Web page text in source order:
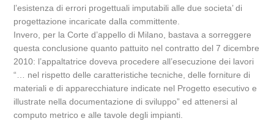
l’esistenza di errori progettuali imputabili alle due societa’ di
progettazione incaricate dalla committente.
Invero, per la Corte d’appello di Milano, bastava a sorreggere
questa conclusione quanto pattuito nel contratto del 7 dicembre
2010: l’appaltatrice doveva procedere all’esecuzione dei lavori
“… nel rispetto delle caratteristiche tecniche, delle forniture di
materiali e di apparecchiature indicate nel Progetto esecutivo e
illustrate nella documentazione di sviluppo” ed attenersi al
computo metrico e alle tavole degli impianti.